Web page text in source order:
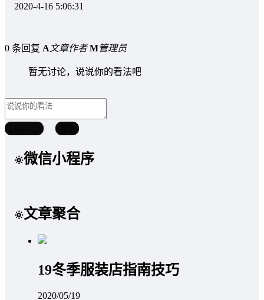
2020-4-16 5:06:31
0 条回复 A文章作者 M管理员
暂无讨论，说说你的看法吧
微信小程序
文章聚合
19冬季服装店指南技巧
2020/05/19